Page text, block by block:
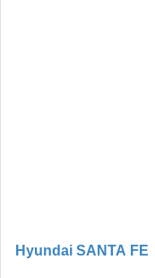
Hyundai SANTA FE